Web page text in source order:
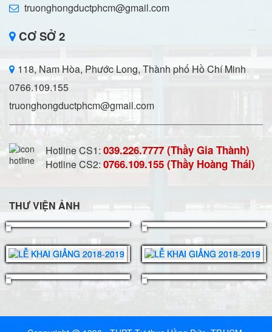
truonghongductphcm@gmail.com
CƠ SỞ 2
118, Nam Hòa, Phước Long, Thành phố Hồ Chí Minh
0766.109.155
truonghongductphcm@gmail.com
Hotline CS1: 039.226.7777 (Thầy Gia Thành)
Hotline CS2: 0766.109.155 (Thầy Hoàng Thái)
THƯ VIỆN ẢNH